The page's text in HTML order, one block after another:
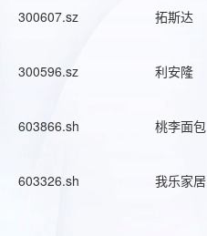
300607.sz 拓斯达
300596.sz 利安隆
603866.sh 桃李面包
603326.sh 我乐家居